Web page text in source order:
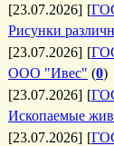
[23.07.2026] [
Рисунки
[23.07.2026] [
ООО "Ивес" (0)
[23.07.2026] [
Ископаемые
[23.07.2026] [